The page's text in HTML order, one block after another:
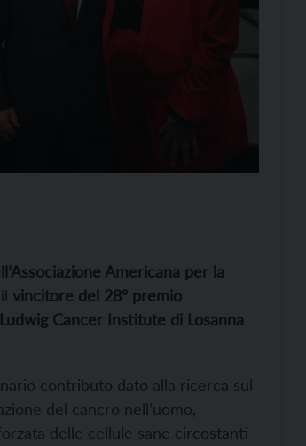
Americana per la
vincitore del 28º premio
Cancer Institute di Losanna
contributo dato alla ricerca sul
del cancro nell’uomo,
delle cellule sane circostanti